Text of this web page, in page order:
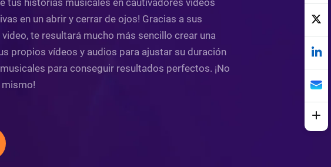
tus historias musicales en cautivadores videos
en un abrir y cerrar de ojos! Gracias a sus
te resultará mucho más sencillo crear una
propios vídeos y audios para ajustar su duración
para conseguir resultados perfectos. ¡No